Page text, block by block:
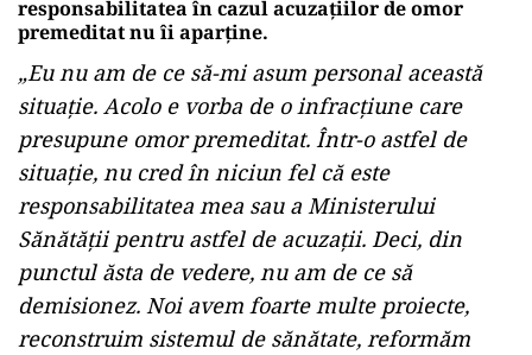
responsabilitatea în cazul acuzațiilor de omor
premeditat nu îi aparține.
„Eu nu am de ce să-mi asum personal această
situație. Acolo e vorba de o infracțiune care
presupune omor premeditat. Într-o astfel de
situație, nu cred în niciun fel că este
responsabilitatea mea sau a Ministerului
Sănătății pentru astfel de acuzații. Deci, din
punctul ăsta de vedere, nu am de ce să
demisionez. Noi avem foarte multe proiecte,
reconstruim sistemul de sănătate, reformăm